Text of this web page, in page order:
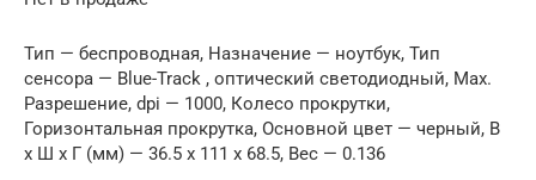
Тип — беспроводная, Назначение — ноутбук, Тип
сенсора — Blue-Track , оптический светодиодный, Max.
Разрешение, dpi — 1000, Колесо прокрутки,
Горизонтальная прокрутка, Основной цвет — черный, В
x Ш x Г (мм) — 36.5 x 111 x 68.5, Вес — 0.136